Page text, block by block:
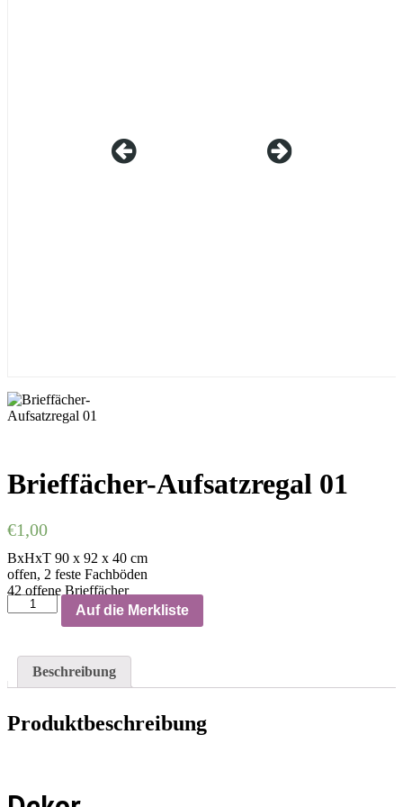
Brieffächer-Aufsatzregal 01
€1,00
BxHxT 90 x 92 x 40 cm
offen, 2 feste Fachböden
42 offene Brieffächer
Auf die Merkliste
Beschreibung
Produktbeschreibung